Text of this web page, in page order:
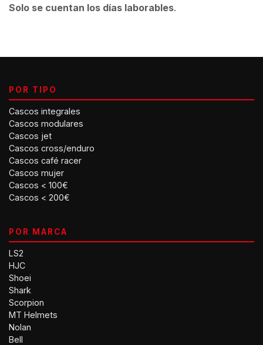
Solo se cuentan los días laborables.
POR TIPO
Cascos integrales
Cascos modulares
Cascos jet
Cascos cross/enduro
Cascos café racer
Cascos mujer
Cascos < 100€
Cascos < 200€
POR MARCA
LS2
HJC
Shoei
Shark
Scorpion
MT Helmets
Nolan
Bell